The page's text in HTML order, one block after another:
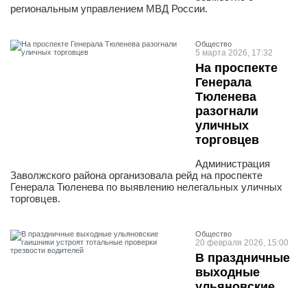
региональным управлением МВД России.
Общество
5 марта 2026, 17:32
На проспекте
Генерала
Тюленева
разогнали
уличных
торговцев
Администрация
Заволжского района организовала рейд на проспекте
Генерала Тюленева по выявлению нелегальных уличных
торговцев.
Общество
20 февраля 2026, 15:00
В праздничные
выходные